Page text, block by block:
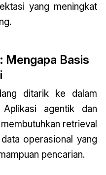
yang meningkat
Mengapa Basis
ditarik ke dalam
agentik dan
retrieval
operasional yang
pencarian.